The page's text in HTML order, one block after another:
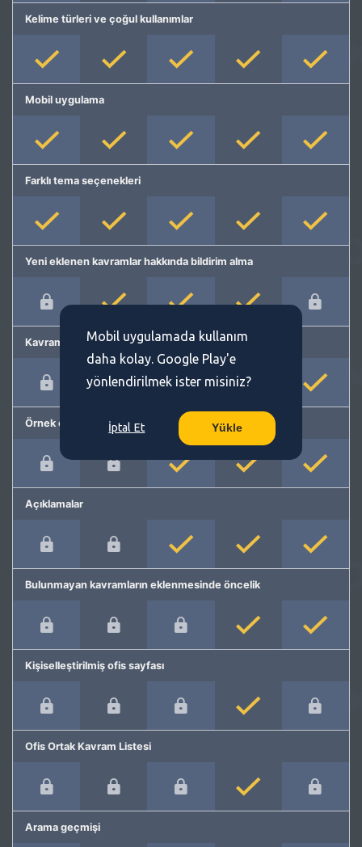
Kelime türleri ve çoğul kullanımlar
Mobil uygulama
Farklı tema seçenekleri
Yeni eklenen kavramlar hakkında bildirim alma
Kavram önerme
Örnek cümleler
Açıklamalar
Bulunmayan kavramların eklenmesinde öncelik
Kişiselleştirilmiş ofis sayfası
Ofis Ortak Kavram Listesi
Arama geçmişi
Mobil uygulamada kullanım
daha kolay. Google Play'e
yönlendirilmek ister misiniz?
İptal Et Yükle